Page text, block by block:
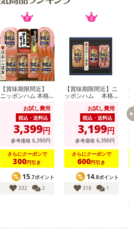
【賞味期限間近】
ニッポンハム 本格
お試し費用
税込・送料込
3,399円
参考価格 6,390円
さらにクーポンで
300円引き
15.7ポイント
332
2
【賞味期限間近】ニ
ッポンハム 本格
お試し費用
税込・送料込
3,199円
参考価格 6,390円
さらにクーポンで
600円引き
14.8ポイント
318
1